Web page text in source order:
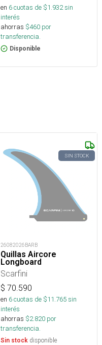
en 6cuotas de $1.932sin
interés
ahorras $460 por
transferencia.
Disponible
SIN STOCK
26082026BARB
Quillas Aircore
Longboard
Scarfini
$ 70.590
en 6cuotas de $11.765sin
interés
ahorras $2.820 por
transferencia.
Sin stock disponible